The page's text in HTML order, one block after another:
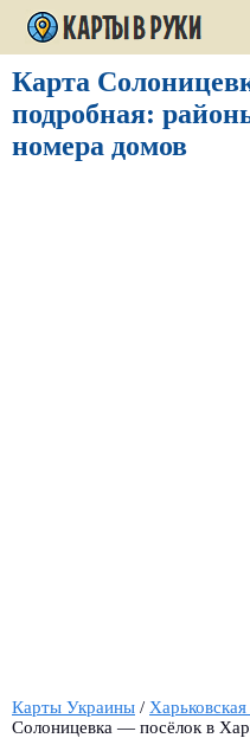
Карта
подробная:
номера домов
Карты Украины /
Солоницевка — посёлок в